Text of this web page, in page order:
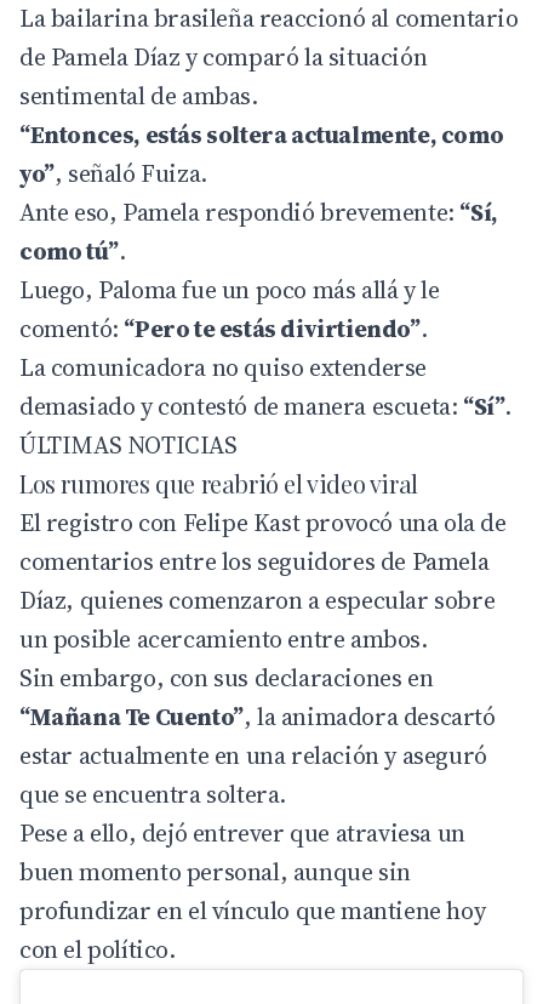
La bailarina brasileña reaccionó al comentario
de Pamela Díaz y comparó la situación
sentimental de ambas.
“Entonces, estás soltera actualmente, como
yo”, señaló Fuiza.
Ante eso, Pamela respondió brevemente: “Sí,
como tú”.
Luego, Paloma fue un poco más allá y le
comentó: “Pero te estás divirtiendo”.
La comunicadora no quiso extenderse
demasiado y contestó de manera escueta: “Sí”.
ÚLTIMAS NOTICIAS
Los rumores que reabrió el video viral
El registro con Felipe Kast provocó una ola de
comentarios entre los seguidores de Pamela
Díaz, quienes comenzaron a especular sobre
un posible acercamiento entre ambos.
Sin embargo, con sus declaraciones en
“Mañana Te Cuento”, la animadora descartó
estar actualmente en una relación y aseguró
que se encuentra soltera.
Pese a ello, dejó entrever que atraviesa un
buen momento personal, aunque sin
profundizar en el vínculo que mantiene hoy
con el político.